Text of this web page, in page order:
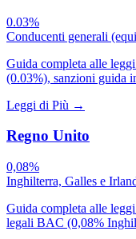
0.03%
Conducenti generali
Guida completa alle
(0.03%), sanzioni guida
Leggi di Più →
Regno Unito
0,08%
Inghilterra, Galles e
Guida completa alle
legali BAC (0,08%